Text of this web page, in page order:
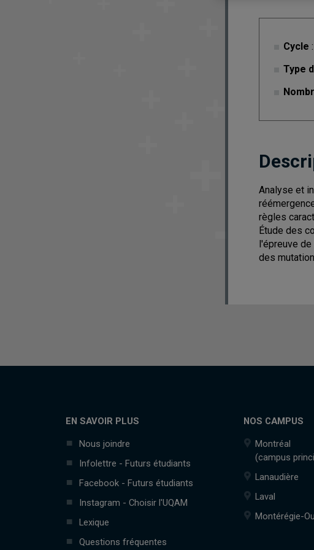
Cycle
Type
Analyse et
règles
Étude des
l'épreuve
des
EN SAVOIR PLUS
Nous joindre
Infolettre - Futurs étudiants
Facebook - Futurs étudiants
Instagram - Choisir l'UQAM
Lexique
Questions fréquentes
NOS CAMPUS
Montréal
(campus
Lanaudière
Laval
Montérégie-